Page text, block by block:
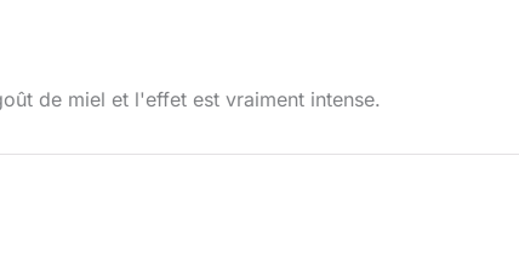
de miel et l'effet est vraiment intense.